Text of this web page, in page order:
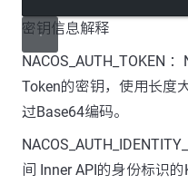
密钥信息解释
NACOS_AUTH_TOKEN
Token的密钥，使用长度
过Base64编码。
间 Inner API的身份标识的